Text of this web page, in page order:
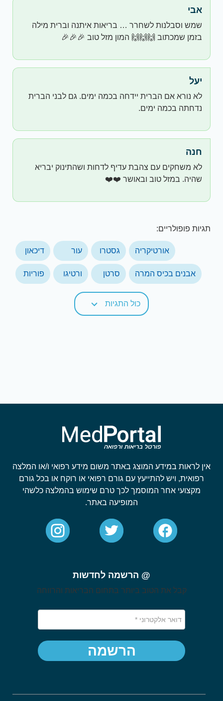
אבי
שמש וסבלנות לשחרר … בריאות איתנה וברית מילה
בזמן שמכתוב 🙌🙌🙌 המון מזל טוב 🎉🎉🎉
יעל
לא נורא אם הברית יידחה בכמה ימים. גם לבני הברית
נדחתה בכמה ימים.
חנה
לא משחקים עם צהבת עדיף לדחות ושהתינוק יבריא
שהיה. במזל טוב ובאושר ❤️❤️
תגיות פופולריים:
אורטיקריה גסטרו עור דיכאון
אבנים בכיס המרה סרטן ורטיגו פוריות
כול התגיות
אין לראות במידע המוצג באתר משום מידע רפואי ו/או המלצה
רפואית, ויש להתייעץ עם גורם רפואי או רוקח או בכל גורם
מקצועי אחר המוסמך לכך טרם שימוש בהמלצה כלשהי
המופיעה באתר.
@ הרשמה לחדשות
קבל את הטוב ביותר בתחום הבריאות והרווחה
הרשמה